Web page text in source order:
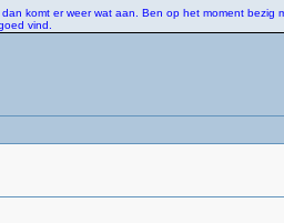
komt er weer wat aan. Ben op het moment
vind.